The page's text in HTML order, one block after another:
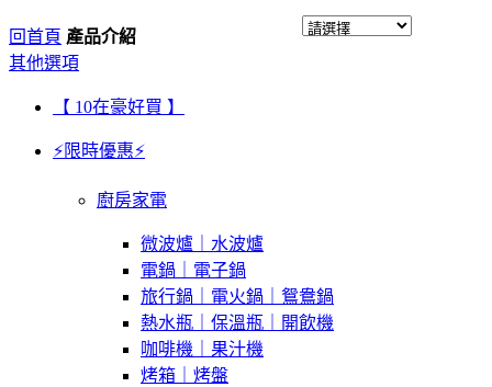
回首頁 產品介紹
其他選項
【 10在豪好買 】
⚡限時優惠⚡
廚房家電
微波爐｜水波爐
電鍋｜電子鍋
旅行鍋｜電火鍋｜鴛鴦鍋
熱水瓶｜保溫瓶｜開飲機
咖啡機｜果汁機
烤箱｜烤盤